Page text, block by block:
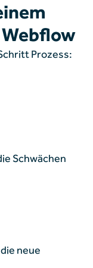
Prozess:
Schwächen
neue